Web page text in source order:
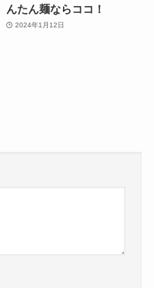
んたん麺ならココ！
2024年1月12日